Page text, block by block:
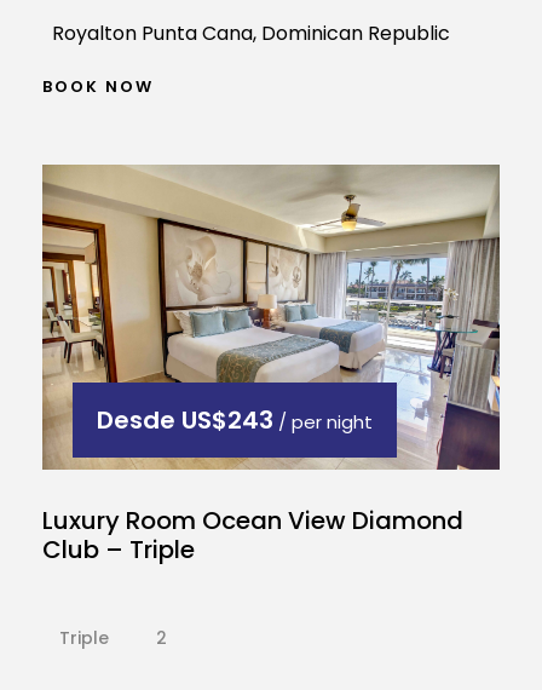
Royalton Punta Cana, Dominican Republic
BOOK NOW
Desde US$243 / per night
Luxury Room Ocean View Diamond
Club – Triple
Triple 2